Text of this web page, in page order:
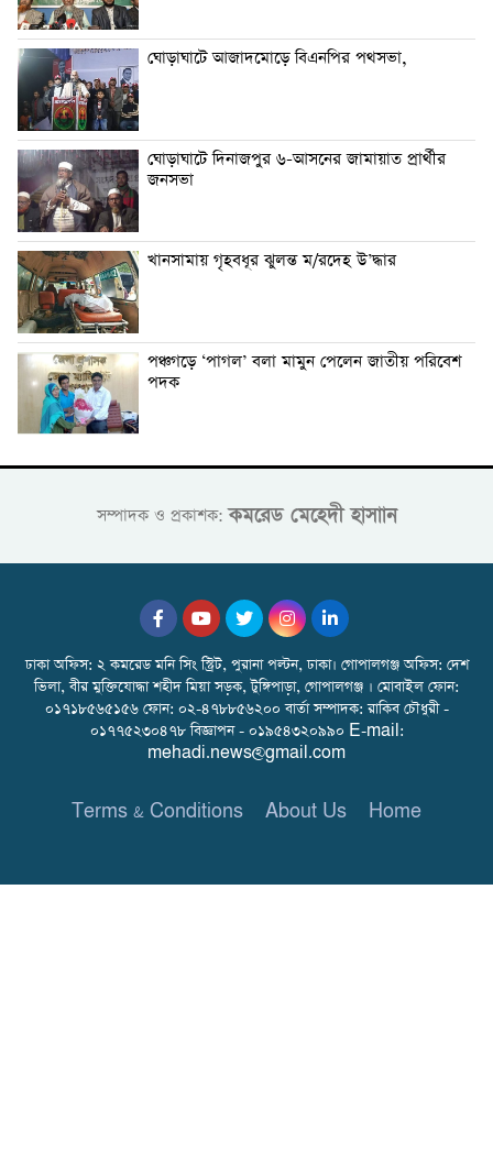
ঘোড়াঘাটে আজাদমোড়ে বিএনপির পথসভা,
ঘোড়াঘাটে দিনাজপুর ৬-আসনের জামায়াত প্রার্থীর
জনসভা
খানসামায় গৃহবধূর ঝুলন্ত ম/রদেহ উ’দ্ধার
পঞ্চগড়ে ‘পাগল’ বলা মামুন পেলেন জাতীয় পরিবেশ
পদক
সম্পাদক ও প্রকাশক:কমরেড মেহেদী হাসাান
ঢাকা অফিস: ২ কমরেড মনি সিং স্ট্রিট, পুরানা পল্টন, ঢাকা। গোপালগঞ্জ অফিস: দেশ
ভিলা, বীর মুক্তিযোদ্ধা শহীদ মিয়া সড়ক, টুঙ্গিপাড়া, গোপালগঞ্জ । মোবাইল ফোন:
০১৭১৮৫৬৫১৫৬ ফোন: ০২-৪৭৮৮৫৬২০০ বার্তা সম্পাদক: রাকিব চৌধুরী -
০১৭৭৫২৩০৪৭৮ বিজ্ঞাপন - ০১৯৫৪৩২০৯৯০ E-mail:
mehadi.news@gmail.com
Terms & Conditions About Us Home